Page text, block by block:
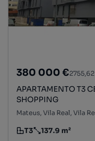
380 000 €
APARTAMENTO T3
SHOPPING
Mateus, Vila Real, Vila
Tipologia
T3
Preço por metro
137.9 m²